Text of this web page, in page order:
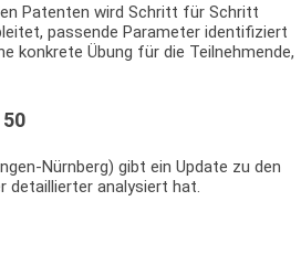
Patenten wird Schritt für Schritt
passende Parameter identifiziert
konkrete Übung für die Teilnehmende,
Nürnberg) gibt ein Update zu den
detaillierter analysiert hat.